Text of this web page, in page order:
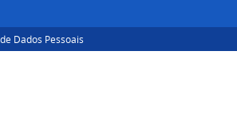
Dados Pessoais